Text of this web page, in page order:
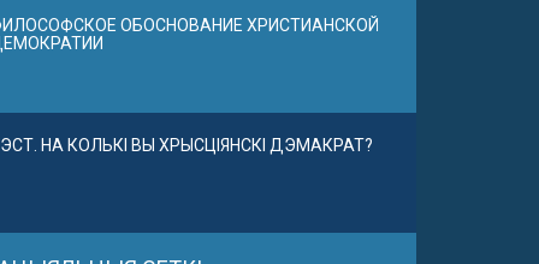
ОБОСНОВАНИЕ ХРИСТИАНСКОЙ
НА КОЛЬКІ ВЫ ХРЫСЦІЯНСКІ ДЭМАКРАТ?